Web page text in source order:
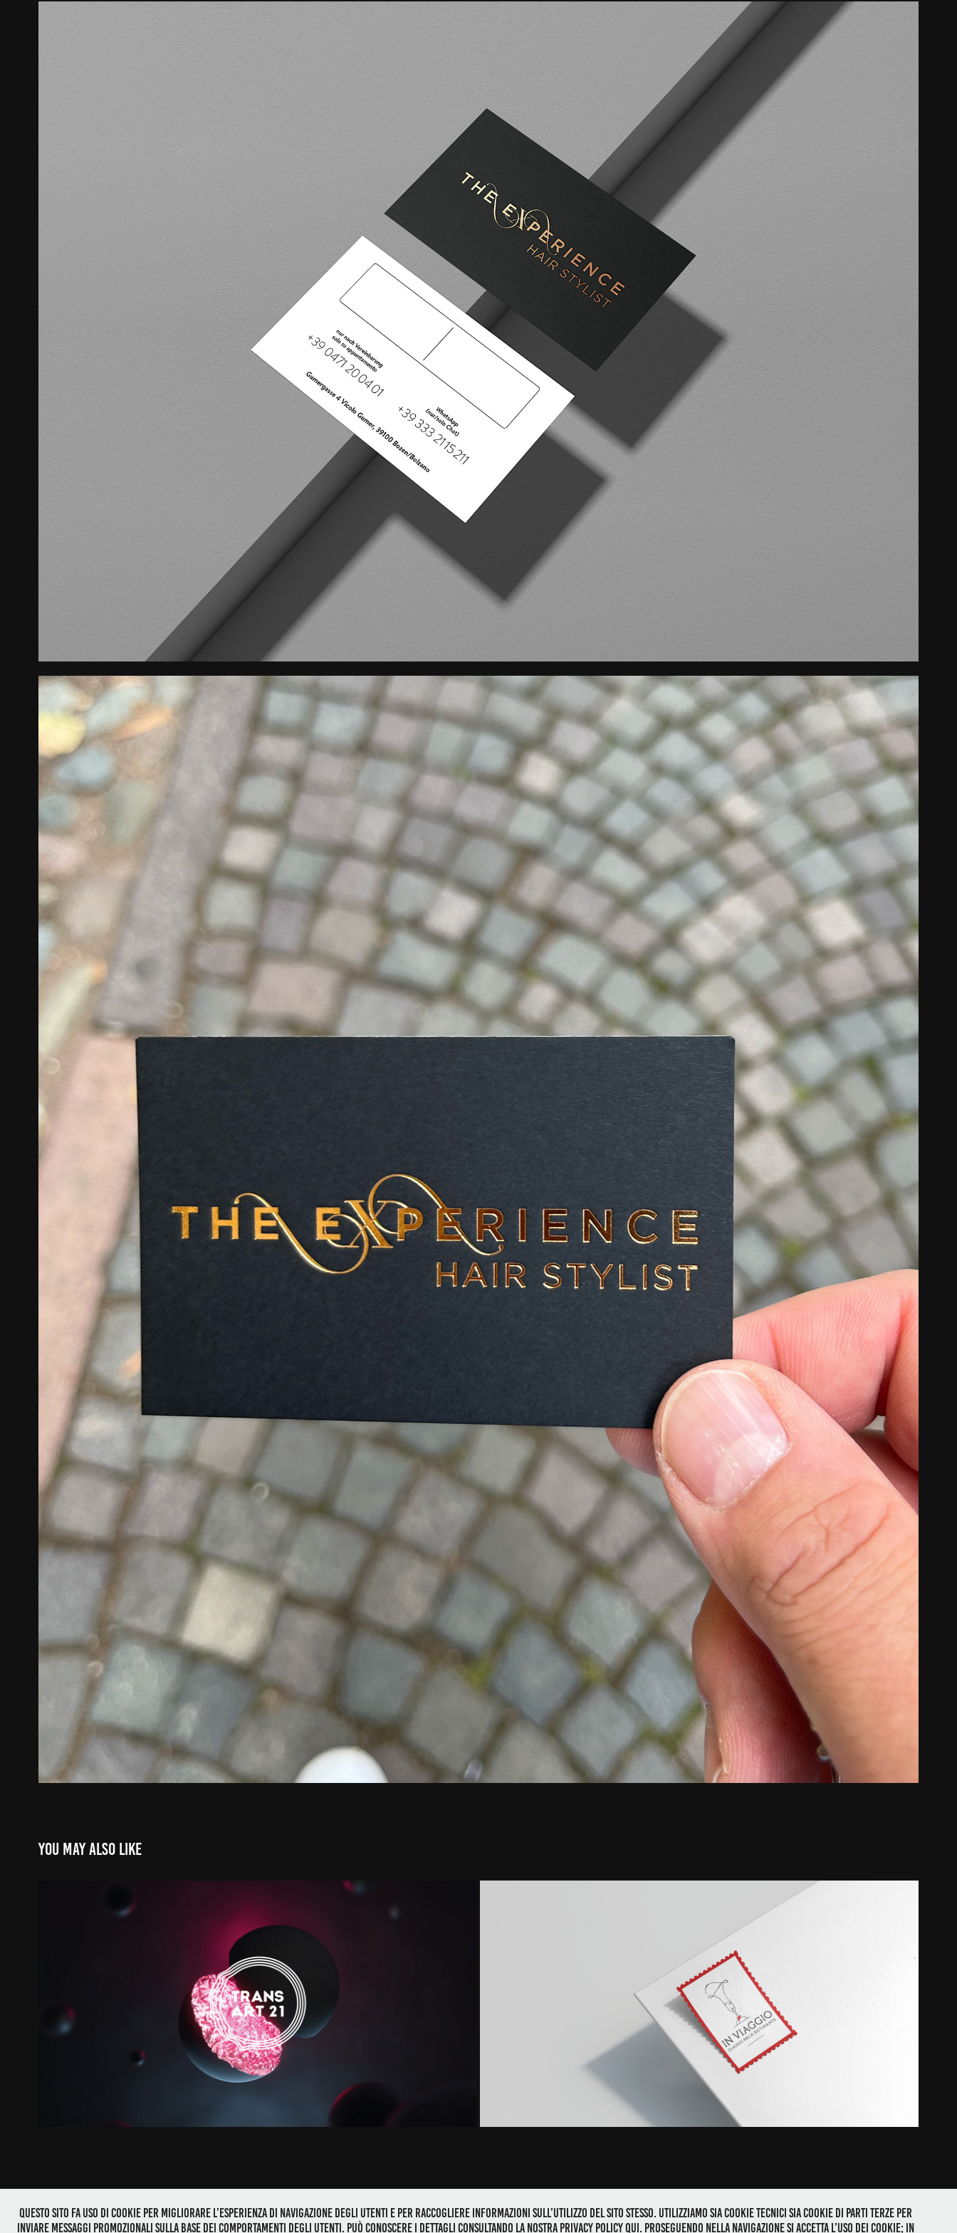
You may also like
TRANSART21
2022
IN VIAGGIO CLAUDIO MELIS RISTORANTE /  GIFT VOUCHER
2020
Luca Sartori / graphics and ideas designer / Headquarters: Corso Cangrande 16 / I-37017 Lazise, Vr / P.I.: IT04361510235 Operative headquarters: Bolzano / Italy
Questo sito fa uso di cookie per migliorare l’esperienza di navigazione degli utenti e per raccogliere informazioni sull’utilizzo del sito stesso. Utilizziamo sia cookie tecnici sia cookie di parti terze per
inviare messaggi promozionali sulla base dei comportamenti degli utenti. Può conoscere i dettagli consultando la nostra privacy policy qui. Proseguendo nella navigazione si accetta l’uso dei cookie; in